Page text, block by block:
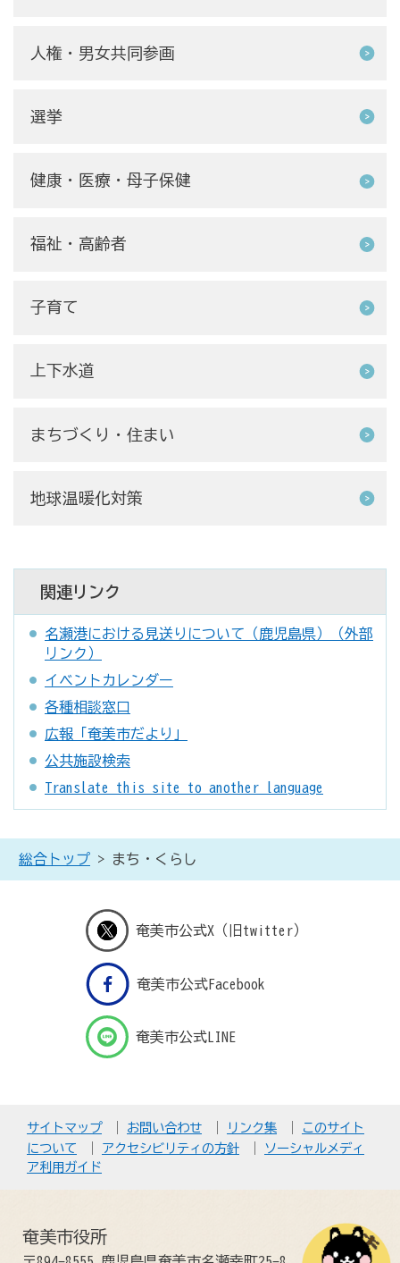
人権・男女共同参画
選挙
健康・医療・母子保健
福祉・高齢者
子育て
上下水道
まちづくり・住まい
地球温暖化対策
関連リンク
名瀬港における見送りについて（鹿児島県）（外部
リンク）
イベントカレンダー
各種相談窓口
広報「奄美市だより」
公共施設検索
Translate this site to another language
総合トップ > まち・くらし
奄美市公式X（旧twitter）
奄美市公式Facebook
奄美市公式LINE
サイトマップ お問い合わせ リンク集
このサイト
について
アクセシビリティの方針
ソーシャルメディ
ア利用ガイド
奄美市役所